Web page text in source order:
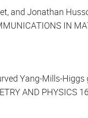
and Jonathan
IN
Yang-Mills-
AND PHYSICS